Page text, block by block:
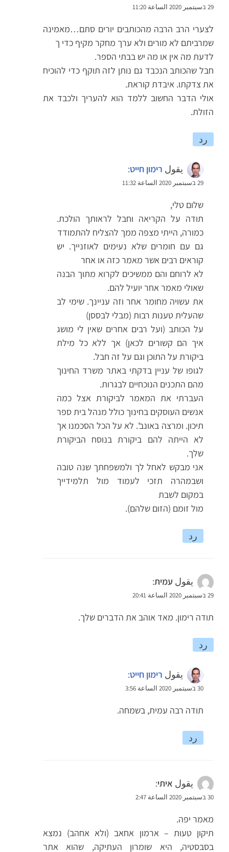
29 בسبتمبر 2020 الساعة 11:20
לצערי הרב הרבה מהכותבים יורים סתם…מאמינה
שמרביתם לא מורים ולא ערך מחקר מקיף כדי ך
לדעת מה אין או מה יש בבתי הספר.
חבל שהכותב הנכבד גם נותן לזה תוקף כדי להוכיח
את צדקתו. איבדת קוראת.
אולי הדבר החשוב ללמד הוא להעריך ולכבד את
הזולת.
رد
يقول רימון חייט:
29 בسبتمبر 2020 الساعة 11:32
שלום טלי,
תודה על הקריאה וחבל לראותך הולכת.
כמורה, הייתי מצפה ממך להצליח להתמודד
גם עם חומרים שלא נעימים לאוזנייך. יש
קוראים רבים אשר מאמר כזה או אחר
לא לרוחם והם ממשיכים לקרוא מתוך הבנה
שאולי מאמר אחר יועיל להם.
את עשויה מחומר אחר וזה עניינך. שימי לב
שהעלית טענות רבות (מבלי לבססן)
על הכותב (ועל רבים אחרים שאין לי מושג
איך הם קשורים לכאן) אך ללא כל מילת
ביקורת על התוכן וגם על זה חבל.
לגופו של עניין בדקתי באתר משרד החינוך
מהם התכנים הנוכחיים לבגרות.
העברתי את המאמר לביקורת אצל כמה
אנשים העוסקים בחינוך כולל מנהל בית ספר
תיכון. ומרצה באונב'. לא על הכל הסכמנו אך
לא הייתה להם ביקורת בנוסח הביקורת
שלך.
אני מבקש לאחל לך ולמשפחתך שנה טובה
ושבמהרה תזכי לעמוד מול תלמידייך
במקום לשבת
מול זומם (הזום שלהם).
رد
يقول עמית:
29 בسبتمبر 2020 الساعة 20:41
תודה רימון. מאד אוהב את הדברים שלך.
رد
يقول רימון חייט:
30 בسبتمبر 2020 الساعة 3:56
תודה רבה עמית, בשמחה.
رد
يقول איתי:
30 בسبتمبر 2020 الساعة 2:47
מאמר יפה.
תיקון טעות – ארמון אחאב (ולא אחהב) נמצא
בסבסטיה, היא שומרון העתיקה, שהוא אתר